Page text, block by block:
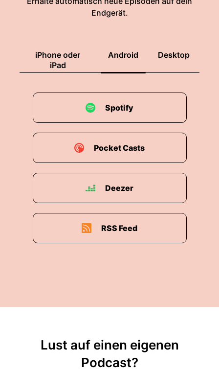
Endgerät.
iPhone oder
iPad
Android Desktop
Spotify
Pocket Casts
Deezer
RSS Feed
Lust auf einen eigenen
Podcast?